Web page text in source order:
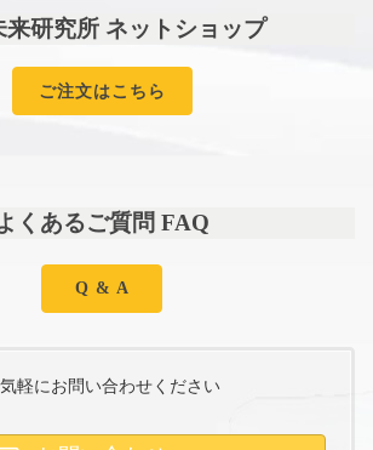
来研究所 ネットショップ
ご注文はこちら
くあるご質問 FAQ
Q & A
軽にお問い合わせください